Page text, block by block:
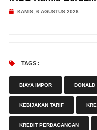
KAMIS, 6 AGUSTUS 2026
TAGS :
BIAYA IMPOR DONALD
KEBIJAKAN TARIF
KREDIT PERDAGANGAN